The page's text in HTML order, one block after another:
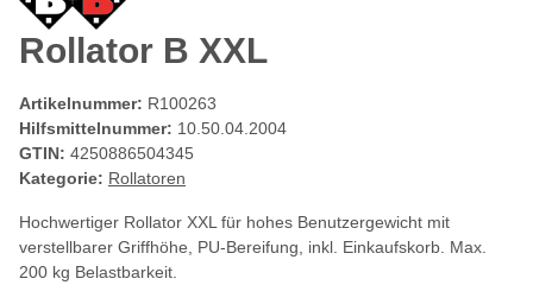
Rollator B XXL
Artikelnummer: R100263
Hilfsmittelnummer: 10.50.04.2004
GTIN: 4250886504345
Kategorie: Rollatoren
Hochwertiger Rollator XXL für hohes Benutzergewicht mit
verstellbarer Griffhöhe, PU-Bereifung, inkl. Einkaufskorb. Max.
200 kg Belastbarkeit.